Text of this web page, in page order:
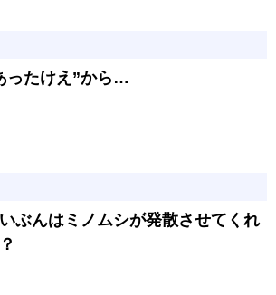
ったけえ”から…
ぶんはミノムシが発散させてくれ